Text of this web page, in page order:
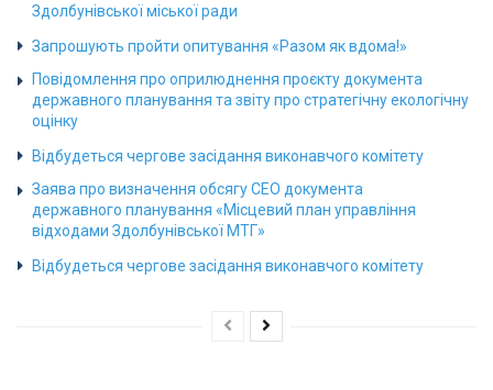
Здолбунівської міської ради
Запрошують пройти опитування «Разом як вдома!»
Повідомлення про оприлюднення проєкту документа
державного планування та звіту про стратегічну екологічну
оцінку
Відбудеться чергове засідання виконавчого комітету
Заява про визначення обсягу СЕО документа
державного планування «Місцевий план управління
відходами Здолбунівської МТГ»
Відбудеться чергове засідання виконавчого комітету